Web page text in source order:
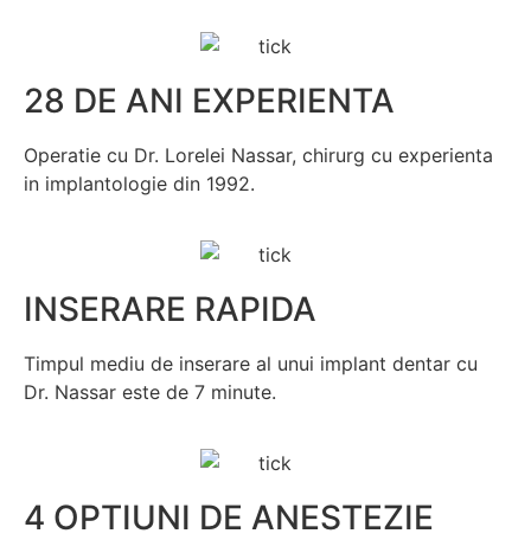
28 DE ANI EXPERIENTA
Operatie cu Dr. Lorelei Nassar, chirurg cu experienta
in implantologie din 1992.
INSERARE RAPIDA
Timpul mediu de inserare al unui implant dentar cu
Dr. Nassar este de 7 minute.
4 OPTIUNI DE ANESTEZIE